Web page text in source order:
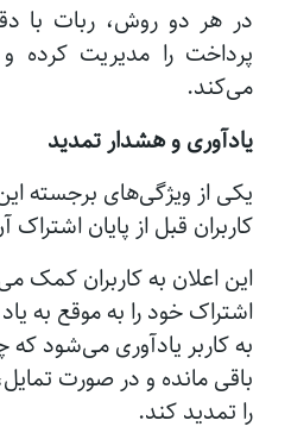
در هر دو روش، ربات با
پرداخت را مدیریت کرده و
می‌کند.
یادآوری و هشدار تمدید
یکی از ویژگی‌های برجسته
کاربران قبل از پایان
این اعلان به کاربران کمک
اشتراک خود را به موقع به یاد
به کاربر یادآوری می‌شود که
باقی مانده و در صورت
را تمدید کند.